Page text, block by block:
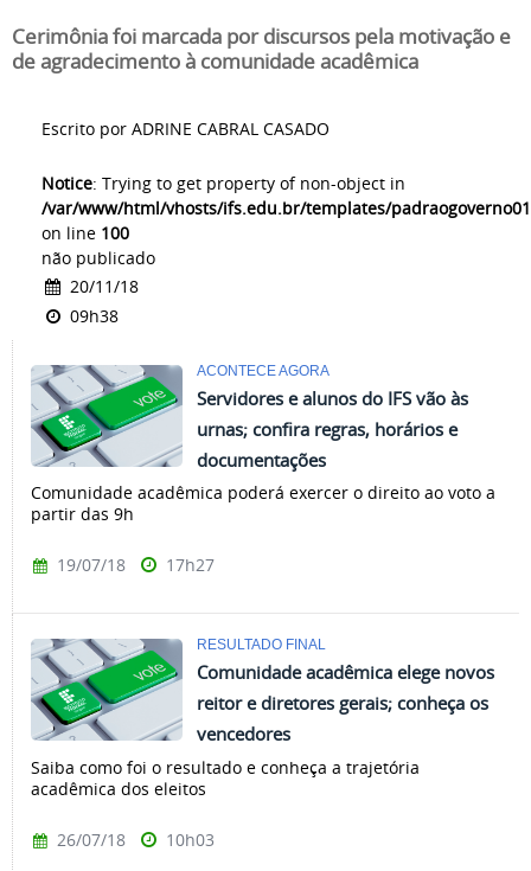
Cerimônia foi marcada por discursos pela motivação e
de agradecimento à comunidade acadêmica
Escrito por ADRINE CABRAL CASADO
Notice: Trying to get property of non-object in
/var/www/html/vhosts/ifs.edu.br/templates/
on line 100
não publicado
20/11/18
09h38
ACONTECE AGORA
Servidores e alunos do IFS vão às
urnas; confira regras, horários e
documentações
Comunidade acadêmica poderá exercer o direito ao voto a
partir das 9h
19/07/18 17h27
RESULTADO FINAL
Comunidade acadêmica elege novos
reitor e diretores gerais; conheça os
vencedores
Saiba como foi o resultado e conheça a trajetória
acadêmica dos eleitos
26/07/18 10h03